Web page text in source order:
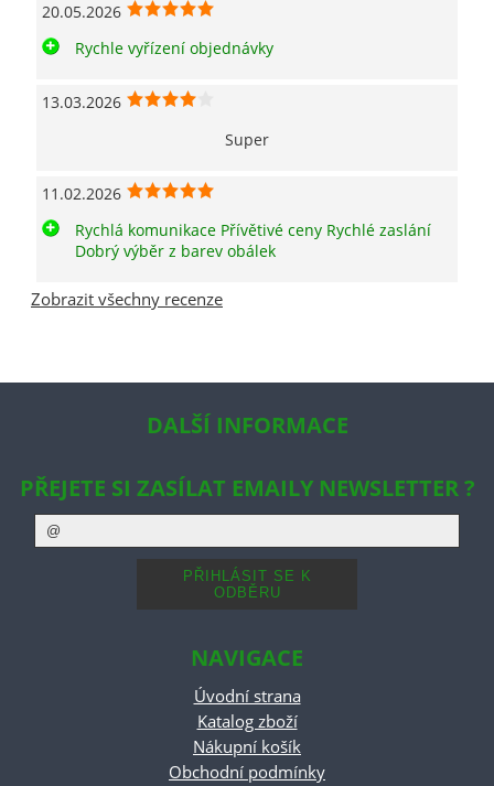
20.05.2026
Rychle vyřízení objednávky
13.03.2026
Super
11.02.2026
Rychlá komunikace Přívětivé ceny Rychlé zaslání
Dobrý výběr z barev obálek
Zobrazit všechny recenze
DALŠÍ INFORMACE
PŘEJETE SI ZASÍLAT EMAILY NEWSLETTER ?
NAVIGACE
Úvodní strana
Katalog zboží
Nákupní košík
Obchodní podmínky